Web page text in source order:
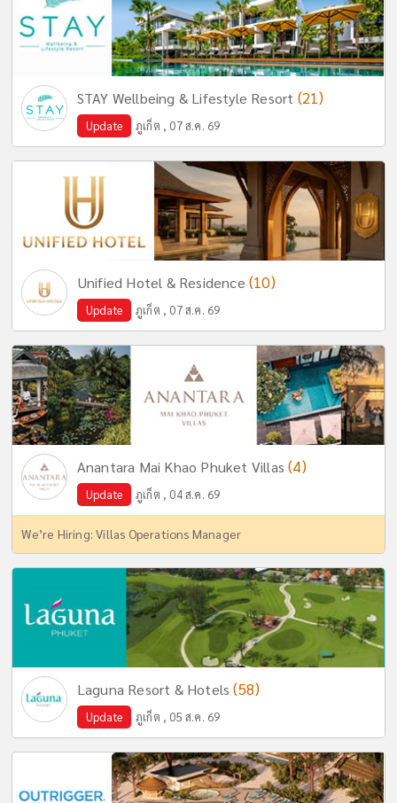
STAY Wellbeing & Lifestyle Resort (21)
Update ภูเก็ต , 07 ส.ค. 69
Unified Hotel & Residence (10)
Update ภูเก็ต , 07 ส.ค. 69
Anantara Mai Khao Phuket Villas(4)
Update ภูเก็ต , 04 ส.ค. 69
We’re Hiring: Villas Operations Manager
Laguna Resort & Hotels(58)
Update ภูเก็ต , 05 ส.ค. 69